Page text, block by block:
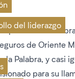
de la
de Oriente
Palabra, y casi
para su
del liderazgo